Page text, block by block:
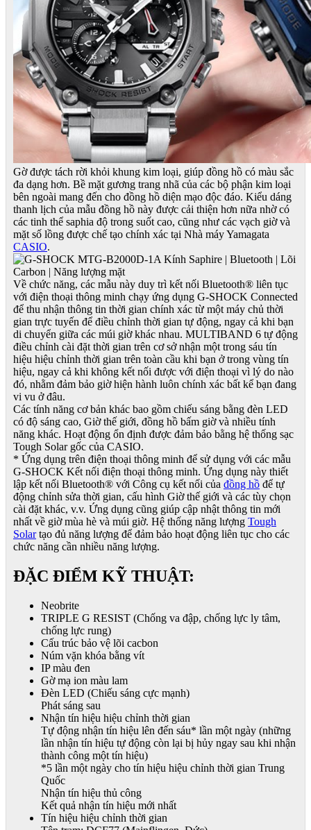
Gờ được tách rời khỏi khung kim loại, giúp đồng hồ có màu sắc
đa dạng hơn. Bề mặt gương trang nhã của các bộ phận kim loại
bên ngoài mang đến cho đồng hồ diện mạo độc đáo. Kiểu dáng
thanh lịch của mẫu đồng hồ này được cải thiện hơn nữa nhờ có
các tinh thể saphia độ trong suốt cao, cũng như các vạch giờ và
mặt số lồng được chế tạo chính xác tại Nhà máy Yamagata
CASIO.
Về chức năng, các mẫu này duy trì kết nối Bluetooth® liên tục
với điện thoại thông minh chạy ứng dụng G-SHOCK Connected
để thu nhận thông tin thời gian chính xác từ một máy chủ thời
gian trực tuyến để điều chỉnh thời gian tự động, ngay cả khi bạn
di chuyển giữa các múi giờ khác nhau. MULTIBAND 6 tự động
điều chỉnh cài đặt thời gian trên cơ sở nhận một trong sáu tín
hiệu hiệu chỉnh thời gian trên toàn cầu khi bạn ở trong vùng tín
hiệu, ngay cả khi không kết nối được với điện thoại vì lý do nào
đó, nhằm đảm bảo giờ hiện hành luôn chính xác bất kể bạn đang
vi vu ở đâu.
Các tính năng cơ bản khác bao gồm chiếu sáng bằng đèn LED
có độ sáng cao, Giờ thế giới, đồng hồ bấm giờ và nhiều tính
năng khác. Hoạt động ổn định được đảm bảo bằng hệ thống sạc
Tough Solar gốc của CASIO.
* Ứng dụng trên điện thoại thông minh để sử dụng với các mẫu
G-SHOCK Kết nối điện thoại thông minh. Ứng dụng này thiết
lập kết nối Bluetooth® với Công cụ kết nối của đồng hồ để tự
động chỉnh sửa thời gian, cấu hình Giờ thế giới và các tùy chọn
cài đặt khác, v.v. Ứng dụng cũng giúp cập nhật thông tin mới
nhất về giờ mùa hè và múi giờ. Hệ thống năng lượng Tough
Solartạo đủ năng lượng để đảm bảo hoạt động liên tục cho các
chức năng cần nhiều năng lượng.
ĐẶC ĐIỂM KỸ THUẬT:
Neobrite
TRIPLE G RESIST (Chống va đập, chống lực ly tâm,
chống lực rung)
Cấu trúc bảo vệ lõi cacbon
Núm vặn khóa bằng vít
IP màu đen
Gờ mạ ion màu lam
Đèn LED (Chiếu sáng cực mạnh)
Phát sáng sau
Nhận tín hiệu hiệu chỉnh thời gian
Tự động nhận tín hiệu lên đến sáu* lần một ngày (những
lần nhận tín hiệu tự động còn lại bị hủy ngay sau khi nhận
thành công một tín hiệu)
*5 lần một ngày cho tín hiệu hiệu chỉnh thời gian Trung
Quốc
Nhận tín hiệu thủ công
Kết quả nhận tín hiệu mới nhất
Tín hiệu hiệu chỉnh thời gian